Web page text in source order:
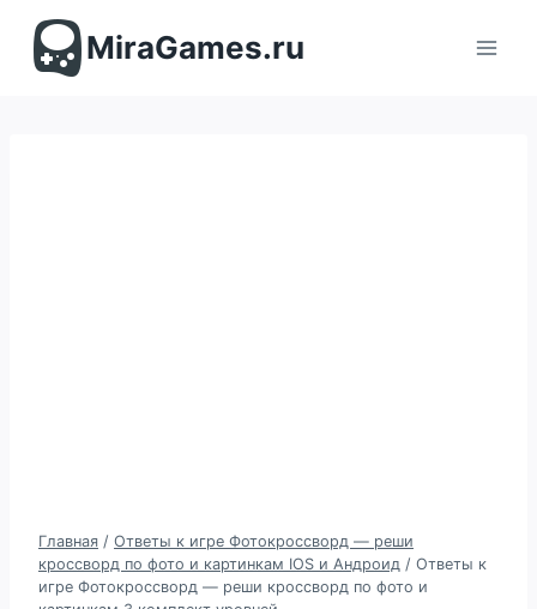
содержимомуMiraGames.ru
Главная / Ответы к игре Фотокроссворд — реши
кроссворд по фото и картинкам IOS и Андроид / Ответы к
игре Фотокроссворд — реши кроссворд по фото и